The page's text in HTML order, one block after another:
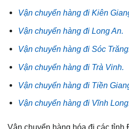
Vận chuyển hàng đi Kiên
Vận chuyển hàng đi Long An.
Vận chuyển hàng đi Sóc
Vận chuyển hàng đi Trà Vinh.
Vận chuyển hàng đi Tiền
Vận chuyển hàng đi Vĩnh
Vận chuyển hàng hóa đi các tỉnh